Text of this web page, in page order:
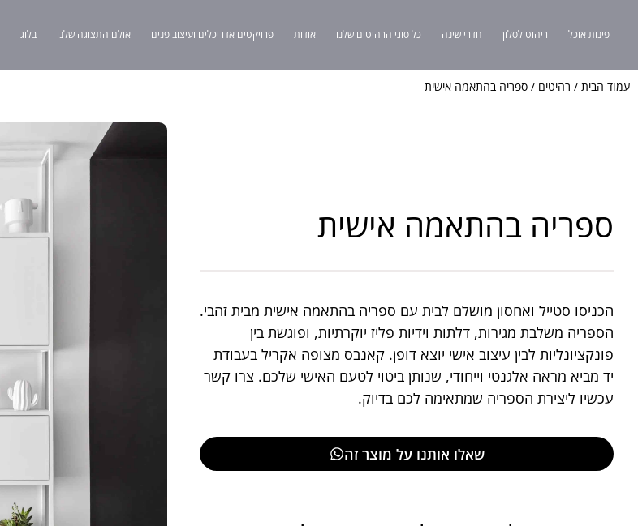
פינות אוכל ריהוט לסלון חדרי שינה כל סוגי הרהיטים שלנו אודות פרויקטים אדריכלים ועיצוב פנים אולם התצוגה שלנו בלוג
עמוד הבית / רהיטים / ספריה בהתאמה אישית
ספריה בהתאמה אישית
הכניסו סטייל ואחסון מושלם לבית עם ספריה בהתאמה אישית מבית זהבי.
הספריה משלבת מגירות, דלתות וידיות פליז יוקרתיות, ופוגשת בין
פונקציונליות לבין עיצוב אישי יוצא דופן. קאנבס מצופה אקריל בעבודת
יד מביא מראה אלגנטי וייחודי, שנותן ביטוי לטעם האישי שלכם. צרו קשר
עכשיו ליצירת הספריה שמתאימה לכם בדיוק.
שאלו אותנו על מוצר זה